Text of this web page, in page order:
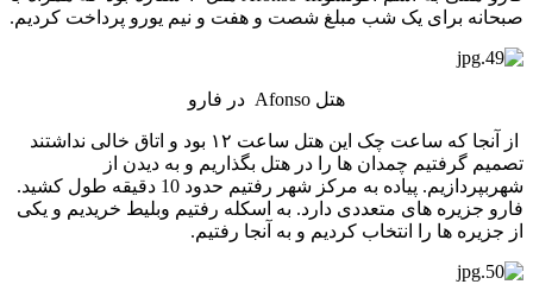
صبحانه برای یک شب مبلغ شصت و هفت و نیم یورو پرداخت کردیم.
هتل Afonso در فارو
از آنجا که ساعت چک این هتل ساعت ۱۲ بود و اتاق خالی نداشتند
تصمیم گرفتیم چمدان ها را در هتل بگذاریم و به دیدن از
شهربپردازیم. پیاده به مرکز شهر رفتیم حدود 10 دقیقه طول کشید.
فارو جزیره های متعددی دارد. به اسکله رفتیم وبلیط خریدیم و یکی
از جزیره ها را انتخاب کردیم و به آنجا رفتیم.